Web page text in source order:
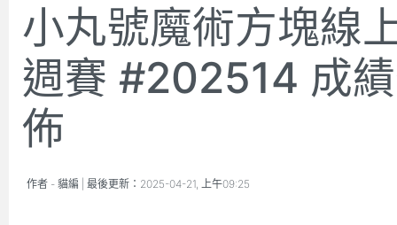
小丸號魔術方塊線
週賽 #202514 成
佈
作者 - 貓編 | 最後更新： 2025-04-21, 上午09:25